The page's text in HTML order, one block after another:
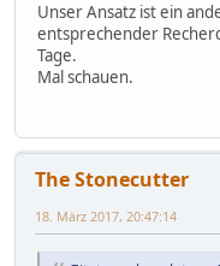
Unser Ansatz ist ein
entsprechender
Tage.
Mal schauen.
The Stonecutter
18. März 2017, 20:47:14